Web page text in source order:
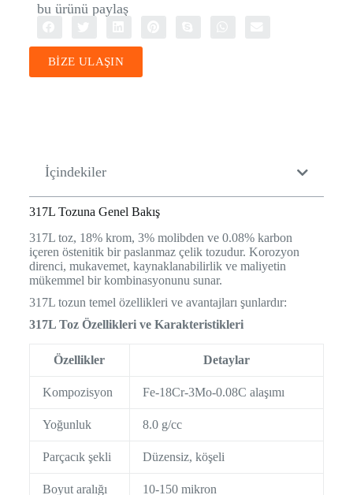
bu ürünü paylaş
BİZE ULAŞIN
İçindekiler
317L Tozuna Genel Bakış
317L toz, 18% krom, 3% molibden ve 0.08% karbon
içeren östenitik bir paslanmaz çelik tozudur. Korozyon
direnci, mukavemet, kaynaklanabilirlik ve maliyetin
mükemmel bir kombinasyonunu sunar.
317L tozun temel özellikleri ve avantajları şunlardır:
317L Toz Özellikleri ve Karakteristikleri
Özellikler Detaylar
Kompozisyon Fe-18Cr-3Mo-0.08C alaşımı
Yoğunluk 8.0 g/cc
Parçacık şekli Düzensiz, köşeli
Boyut aralığı 10-150 mikron